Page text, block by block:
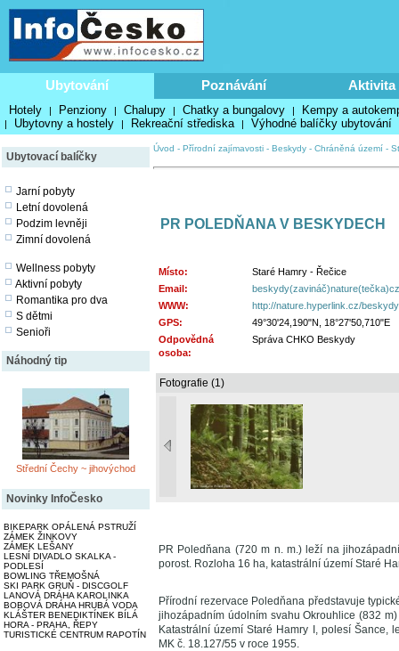
Ubytování Poznávání Aktivita
Hotely | Penziony | Chalupy | Chatky a bungalovy | Kempy a
| Ubytovny a hostely | Rekreační střediska | Výhodné balíčky ubytování
Ubytovací balíčky
Jarní pobyty
Letní dovolená
Podzim levněji
Zimní dovolená
Wellness pobyty
Aktivní pobyty
Romantika pro dva
S dětmi
Senioři
Náhodný tip
Střední Čechy ~ jihovýchod
Novinky InfoČesko
BIKEPARK OPÁLENÁ PSTRUŽÍ
ZÁMEK ŽINKOVY
ZÁMEK LEŠANY
LESNÍ DIVADLO SKALKA -
PODLESÍ
BOWLING TŘEMOŠNÁ
SKI PARK GRUŇ - DISCGOLF
LANOVÁ DRÁHA KAROLINKA
BOBOVÁ DRÁHA HRUBÁ VODA
KLÁŠTER BENEDIKTÍNEK BÍLÁ
HORA - PRAHA, ŘEPY
TURISTICKÉ CENTRUM RAPOTÍN
Úvod - Přírodní zajímavosti - Beskydy - Chráněná území -
PR POLEDŇANA V BESKYDECH
Místo:
Staré Hamry - Řečice
Email:
beskydy(zavináč)nature(tečka)cz
WWW:
http://nature.hyperlink.cz/beskydy
GPS:
49°30'24,190"N, 18°27'50,710"E
Odpovědná
osoba:
Správa CHKO Beskydy
Fotografie (1)
PR Poledňana (720 m n. m.) leží na
porost. Rozloha 16 ha, katastrální území Staré
Přírodní rezervace Poledňana představuje
jihozápadním údolním svahu Okrouhlice (832
Katastrální území Staré Hamry I, polesí Šance,
MK č. 18.127/55 v roce 1955.